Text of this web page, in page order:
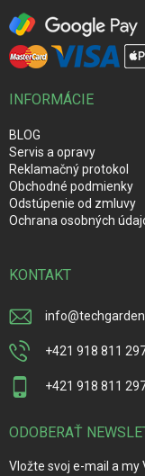
INFORMÁCIE
BLOG
Servis a opravy
Reklamačný protokol
Obchodné podmienky
Odstúpenie od zmluvy
Ochrana osobných
KONTAKT
info@
+421 918 811
+421 918 811
ODOBERAŤ
Vložte svoj e-mail a